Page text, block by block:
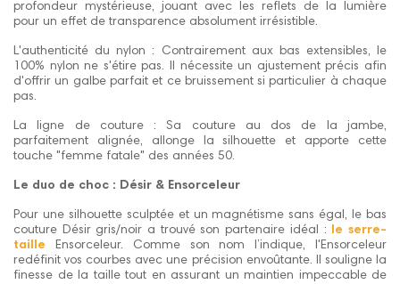
profondeur mystérieuse, jouant avec les reflets de la lumière
pour un effet de transparence absolument irrésistible.
L'authenticité du nylon : Contrairement aux bas extensibles, le
100% nylon ne s'étire pas. Il nécessite un ajustement précis afin
d'offrir un galbe parfait et ce bruissement si particulier à chaque
pas.
La ligne de couture : Sa couture au dos de la jambe,
parfaitement alignée, allonge la silhouette et apporte cette
touche "femme fatale" des années 50.
Le duo de choc : Désir & Ensorceleur
Pour une silhouette sculptée et un magnétisme sans égal, le bas
couture Désir gris/noir a trouvé son partenaire idéal : le serre-
taille
Ensorceleur. Comme son nom l’indique, l'Ensorceleur
redéfinit vos courbes avec une précision envoûtante. Il souligne la
finesse de la taille tout en assurant un maintien impeccable de